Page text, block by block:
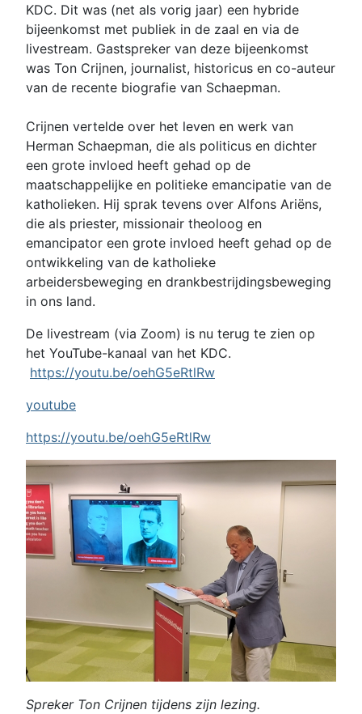
KDC. Dit was (net als vorig jaar) een hybride
bijeenkomst met publiek in de zaal en via de
livestream. Gastspreker van deze bijeenkomst
was Ton Crijnen, journalist, historicus en co-auteur
van de recente biografie van Schaepman.
Crijnen vertelde over het leven en werk van
Herman Schaepman, die als politicus en dichter
een grote invloed heeft gehad op de
maatschappelijke en politieke emancipatie van de
katholieken. Hij sprak tevens over Alfons Ariëns,
die als priester, missionair theoloog en
emancipator een grote invloed heeft gehad op de
ontwikkeling van de katholieke
arbeidersbeweging en drankbestrijdingsbeweging
in ons land.
De livestream (via Zoom) is nu terug te zien op
het YouTube-kanaal van het KDC.
https://youtu.be/oehG5eRtlRw
youtube
https://youtu.be/oehG5eRtlRw
Spreker Ton Crijnen tijdens zijn lezing.